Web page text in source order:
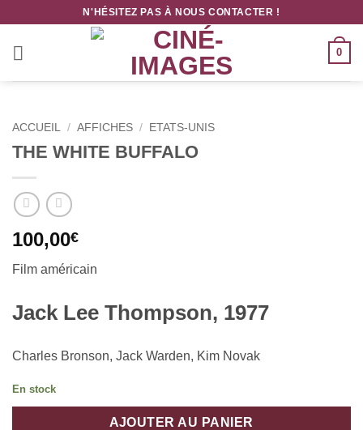
contenu
N'HÉSITEZ PAS À NOUS CONTACTER !
0
ACCUEIL / AFFICHES / ETATS-UNIS
THE WHITE BUFFALO
100,00€
Film américain
Jack Lee Thompson, 1977
Charles Bronson, Jack Warden, Kim Novak
En stock
AJOUTER AU PANIER